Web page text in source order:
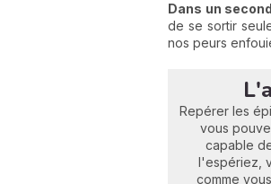
Dans un
de se sortir
nos peurs
Repérer les
vous
capable
l'espériez,
comme